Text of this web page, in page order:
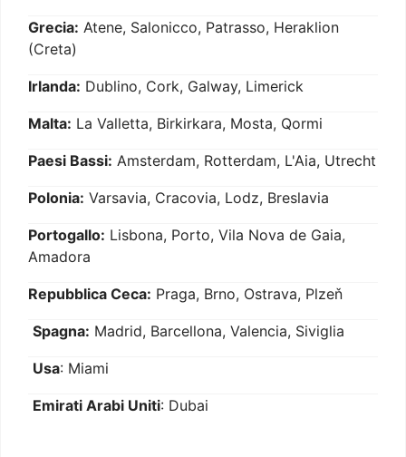
Grecia: Atene, Salonicco, Patrasso, Heraklion
(Creta)
Irlanda: Dublino, Cork, Galway, Limerick
Malta: La Valletta, Birkirkara, Mosta, Qormi
Paesi Bassi: Amsterdam, Rotterdam, L'Aia, Utrecht
Polonia: Varsavia, Cracovia, Lodz, Breslavia
Portogallo: Lisbona, Porto, Vila Nova de Gaia,
Amadora
Repubblica Ceca: Praga, Brno, Ostrava, Plzeň
Spagna: Madrid, Barcellona, Valencia, Siviglia
Usa: Miami
Emirati Arabi Uniti: Dubai